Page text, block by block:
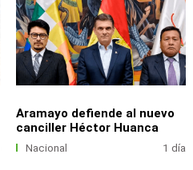
Aramayo defiende al nuevo
canciller Héctor Huanca
Nacional 1 día